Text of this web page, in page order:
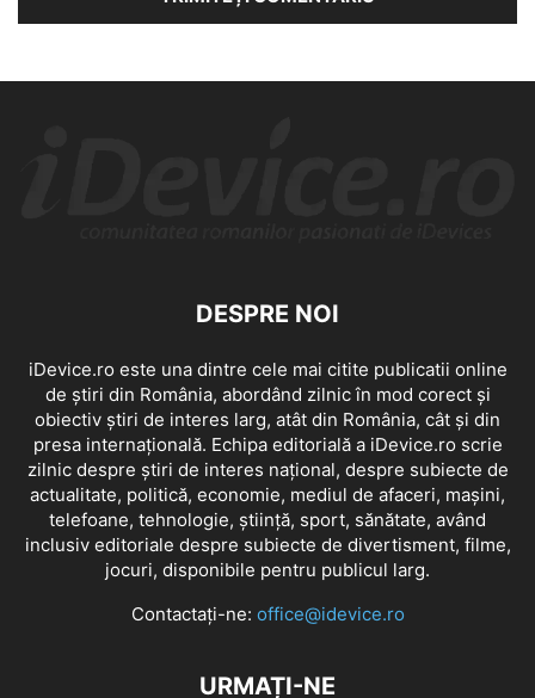
DESPRE NOI
iDevice.ro este una dintre cele mai citite publicatii online
de știri din România, abordând zilnic în mod corect și
obiectiv știri de interes larg, atât din România, cât și din
presa internațională. Echipa editorială a iDevice.ro scrie
zilnic despre știri de interes național, despre subiecte de
actualitate, politică, economie, mediul de afaceri, mașini,
telefoane, tehnologie, știință, sport, sănătate, având
inclusiv editoriale despre subiecte de divertisment, filme,
jocuri, disponibile pentru publicul larg.
Contactați-ne: office@idevice.ro
URMAȚI-NE